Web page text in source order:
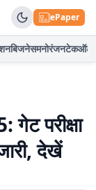
ePaper
बिजनेसमनोरंजनटेकऑटो
परीक्षा
देखें